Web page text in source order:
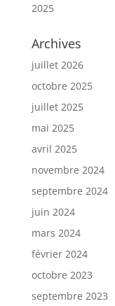
2025
Archives
juillet 2026
octobre 2025
juillet 2025
mai 2025
avril 2025
novembre 2024
septembre 2024
juin 2024
mars 2024
février 2024
octobre 2023
septembre 2023